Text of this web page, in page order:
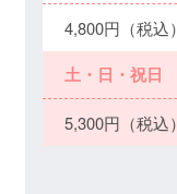
4,800円（税込）
土・日・祝日
5,300円（税込）